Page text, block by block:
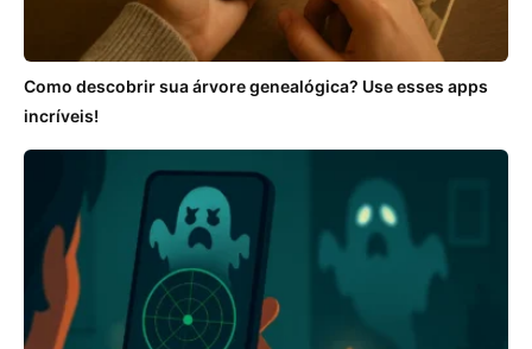
Como descobrir sua árvore genealógica? Use esses apps
incríveis!